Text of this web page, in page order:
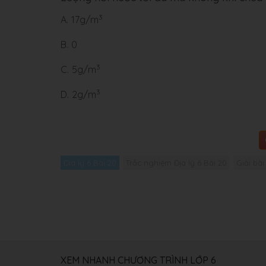
A. 17g/m3
B. 0
C. 5g/m3
D. 2g/m3
XEM NHANH CHƯƠNG TRÌNH LỚP 6